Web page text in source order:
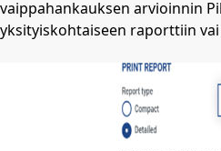
vaippahankauksen arvioinnin
yksityiskohtaiseen raporttiin